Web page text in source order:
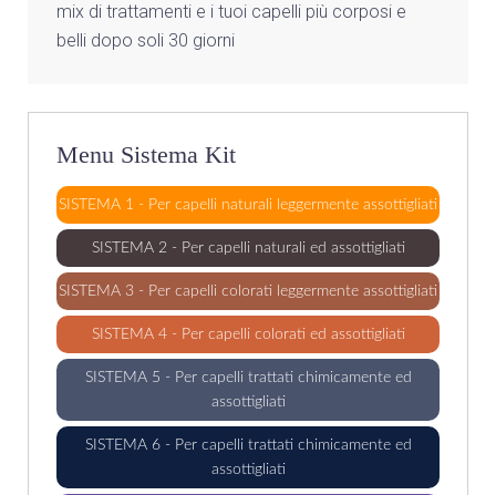
mix di trattamenti e i tuoi capelli più corposi e
belli dopo soli 30 giorni
Menu Sistema Kit
SISTEMA 1 - Per capelli naturali leggermente assottigliati
SISTEMA 2 - Per capelli naturali ed assottigliati
SISTEMA 3 - Per capelli colorati leggermente assottigliati
SISTEMA 4 - Per capelli colorati ed assottigliati
SISTEMA 5 - Per capelli trattati chimicamente ed
assottigliati
SISTEMA 6 - Per capelli trattati chimicamente ed
assottigliati